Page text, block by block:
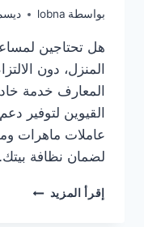
بواسطة lobna ديسمبر
هل تحتاجين
المنزل، دون
المعارف خدمة
القيوين لتوفير
عاملات ماهرات
لضمان نظافة
إقرأ المزيد عروض